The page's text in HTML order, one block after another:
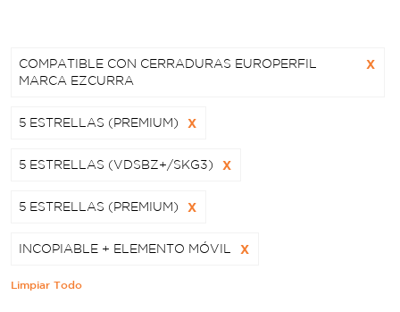
COMPATIBLE CON CERRADURAS EUROPERFIL
MARCA EZCURRA
X
5 ESTRELLAS (PREMIUM) X
5 ESTRELLAS (VDSBZ+/SKG3) X
5 ESTRELLAS (PREMIUM) X
INCOPIABLE + ELEMENTO MÓVIL X
Limpiar Todo